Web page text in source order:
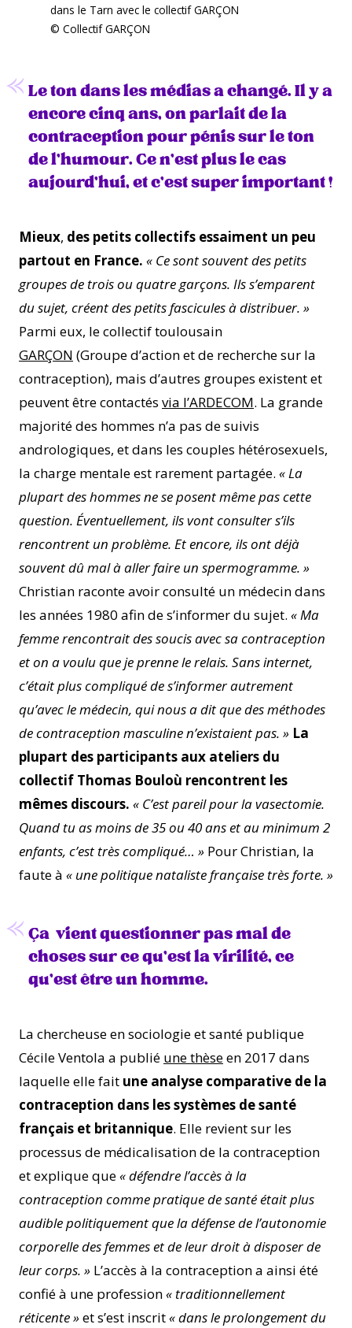
dans le Tarn avec le collectif GARÇON
© Collectif GARÇON
Le ton dans les médias a changé. Il y a
encore cinq ans, on parlait de la
contraception pour pénis sur le ton
de l’humour. Ce n’est plus le cas
aujourd’hui, et c’est super important !
Mieux, des petits collectifs essaiment un peu
partout en France. « Ce sont souvent des petits
groupes de trois ou quatre garçons. Ils s’emparent
du sujet, créent des petits fascicules à distribuer. »
Parmi eux, le collectif toulousain
GARÇON (Groupe d’action et de recherche sur la
contraception), mais d’autres groupes existent et
peuvent être contactés via l’ARDECOM. La grande
majorité des hommes n’a pas de suivis
andrologiques, et dans les couples hétérosexuels,
la charge mentale est rarement partagée. « La
plupart des hommes ne se posent même pas cette
question. Éventuellement, ils vont consulter s’ils
rencontrent un problème. Et encore, ils ont déjà
souvent dû mal à aller faire un spermogramme. »
Christian raconte avoir consulté un médecin dans
les années 1980 afin de s’informer du sujet. « Ma
femme rencontrait des soucis avec sa contraception
et on a voulu que je prenne le relais. Sans internet,
c’était plus compliqué de s’informer autrement
qu’avec le médecin, qui nous a dit que des méthodes
de contraception masculine n’existaient pas. » La
plupart des participants aux ateliers du
collectif Thomas Bouloù rencontrent les
mêmes discours. « C’est pareil pour la vasectomie.
Quand tu as moins de 35 ou 40 ans et au minimum 2
enfants, c’est très compliqué… » Pour Christian, la
faute à « une politique nataliste française très forte. »
Ça vient questionner pas mal de
choses sur ce qu’est la virilité, ce
qu’est être un homme.
La chercheuse en sociologie et santé publique
Cécile Ventola a publié une thèseen 2017 dans
laquelle elle fait une analyse comparative de la
contraception dans les systèmes de santé
français et britannique. Elle revient sur les
processus de médicalisation de la contraception
et explique que« défendre l’accès à la
contraception comme pratique de santé était plus
audible politiquement que la défense de l’autonomie
corporelle des femmes et de leur droit à disposer de
leur corps. » L’accès à la contraception a ainsi été
confié à une profession« traditionnellement
réticente »et s’est inscrit« dans le prolongement du